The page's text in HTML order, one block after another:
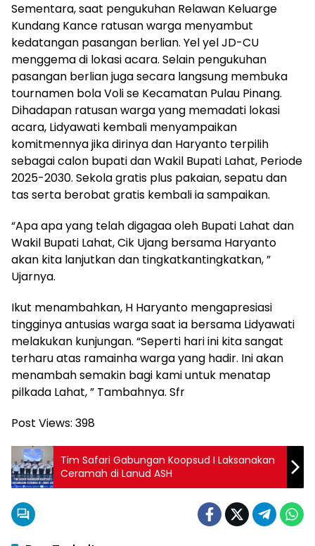
Sementara, saat pengukuhan Relawan Keluarge
Kundang Kance ratusan warga menyambut
kedatangan pasangan berlian. Yel yel JD-CU
menggema di lokasi acara. Selain pengukuhan
pasangan berlian juga secara langsung membuka
tournamen bola Voli se Kecamatan Pulau Pinang.
Dihadapan ratusan warga yang memadati lokasi
acara, Lidyawati kembali menyampaikan
komitmennya jika dirinya dan Haryanto terpilih
sebagai calon bupati dan Wakil Bupati Lahat, Periode
2025-2030. Sekola gratis plus pakaian, sepatu dan
tas serta berobat gratis kembali ia sampaikan.
“Apa apa yang telah digagaa oleh Bupati Lahat dan
Wakil Bupati Lahat, Cik Ujang bersama Haryanto
akan kita lanjutkan dan tingkatkantingkatkan, ”
Ujarnya.
Ikut menambahkan, H Haryanto mengapresiasi
tingginya antusias warga saat ia bersama Lidyawati
melakukan kunjungan. “Seperti hari ini kita sangat
terharu atas ramainha warga yang hadir. Ini akan
menambah semakin bagi kami untuk menatap
pilkada Lahat, ” Tambahnya. Sfr
Post Views: 398
Tim Safari Gabungan Koopsud I Laksanakan
Ceramah di Lanud ASH